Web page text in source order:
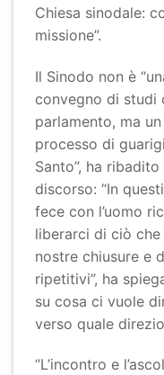
Chiesa sinodale:
missione”.
Il Sinodo non è
convegno di studi
parlamento, ma
processo di
Santo”, ha
discorso: “In
fece con l’uomo
liberarci di ciò
nostre chiusure e
ripetitivi”, ha
su cosa ci vuole
verso quale
“L’incontro e